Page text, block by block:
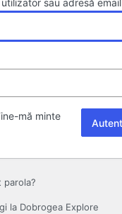
sau adresă email
mă minte
parola?
la Dobrogea Explore